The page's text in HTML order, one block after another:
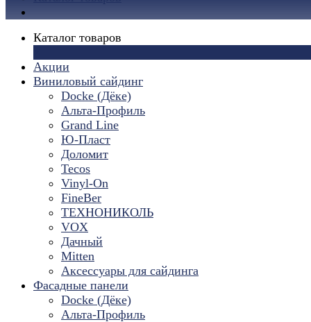
Каталог товаров
Акции
Виниловый сайдинг
Docke (Дёке)
Альта-Профиль
Grand Line
Ю-Пласт
Доломит
Tecos
Vinyl-On
FineBer
ТЕХНОНИКОЛЬ
VOX
Дачный
Mitten
Аксессуары для сайдинга
Фасадные панели
Docke (Дёке)
Альта-Профиль